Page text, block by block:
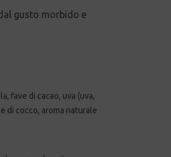
gusto morbido e
fave di cacao, uva (uva,
di cocco, aroma naturale